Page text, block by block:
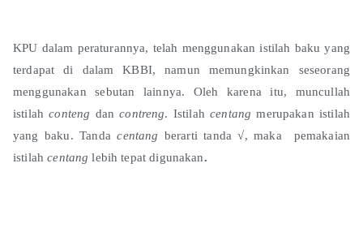
KPU dalam peraturannya, telah menggunakan istilah baku yang
terdapat di dalam KBBI, namun memungkinkan seseorang
menggunakan sebutan lainnya. Oleh karena itu, muncullah
istilahconteng dancontreng. Istilahcentang merupakan istilah
yang baku. Tandacentang berarti tanda √, maka pemakaian
istilahcentang lebih tepat digunakan.